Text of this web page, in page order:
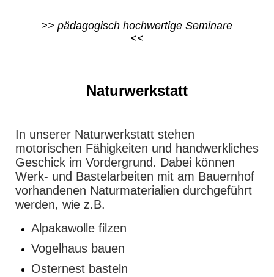
>> pädagogisch hochwertige Seminare
<<
Naturwerkstatt
In unserer Naturwerkstatt stehen
motorischen Fähigkeiten und handwerkliches
Geschick im Vordergrund. Dabei können
Werk- und Bastelarbeiten mit am Bauernhof
vorhandenen Naturmaterialien durchgeführt
werden, wie z.B.
Alpakawolle filzen
Vogelhaus bauen
Osternest basteln